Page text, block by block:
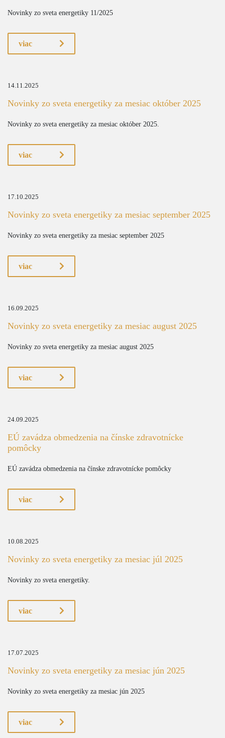
Novinky zo sveta energetiky 11/2025
viac
14.11.2025
Novinky zo sveta energetiky za mesiac október 2025
Novinky zo sveta energetiky za mesiac október 2025.
viac
17.10.2025
Novinky zo sveta energetiky za mesiac september 2025
Novinky zo sveta energetiky za mesiac september 2025
viac
16.09.2025
Novinky zo sveta energetiky za mesiac august 2025
Novinky zo sveta energetiky za mesiac august 2025
viac
24.09.2025
EÚ zavádza obmedzenia na čínske zdravotnícke
pomôcky
EÚ zavádza obmedzenia na čínske zdravotnícke pomôcky
viac
10.08.2025
Novinky zo sveta energetiky za mesiac júl 2025
Novinky zo sveta energetiky.
viac
17.07.2025
Novinky zo sveta energetiky za mesiac jún 2025
Novinky zo sveta energetiky za mesiac jún 2025
viac